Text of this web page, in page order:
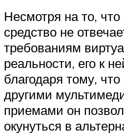
Несмотря на то,
средство не
требованиям
реальности, его к
благодаря тому,
другими
приемами он
окунуться в